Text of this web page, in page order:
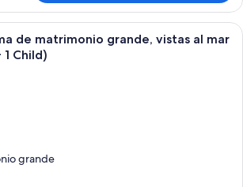
Una habitación de hotel moderna
de matrimonio grande, vistas al mar
Child)
grande